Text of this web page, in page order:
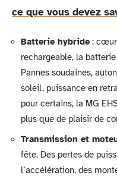
ce que vous devez
Batterie hybride: cœur
rechargeable, la
Pannes soudaines,
soleil, puissance en
pour certains, la MG
plus que de plaisir de
Transmission et
fête. Des pertes de
l’accélération, des